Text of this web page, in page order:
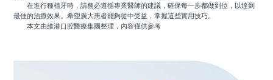
在進行種植牙時，請務必遵循專業醫師的建議，確保每一步都做到位，以達到
最佳的治療效果。希望廣大患者能夠從中受益，掌握這些實用技巧。
本文由維港口腔醫療集團整理，內容僅供參考